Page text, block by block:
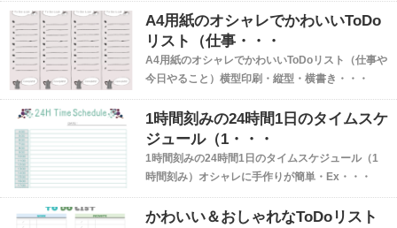
A4用紙のオシャレでかわいいToDo
リスト（仕事・・・
A4用紙のオシャレでかわいいToDoリスト（仕事や
今日やること）横型印刷・縦型・横書き・・・
1時間刻みの24時間1日のタイムスケ
ジュール（1・・・
1時間刻みの24時間1日のタイムスケジュール（1
時間刻み）オシャレに手作りが簡単・Ex・・・
かわいい＆おしゃれなToDoリスト